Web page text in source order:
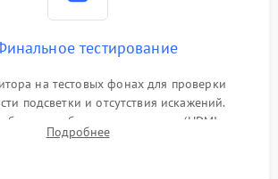
тестирование
на тестовых фонах для проверки
подсветки и отсутствия искажений.
всех портов (HDMI,
и кнопок управления под нагрузкой в
Подробнее